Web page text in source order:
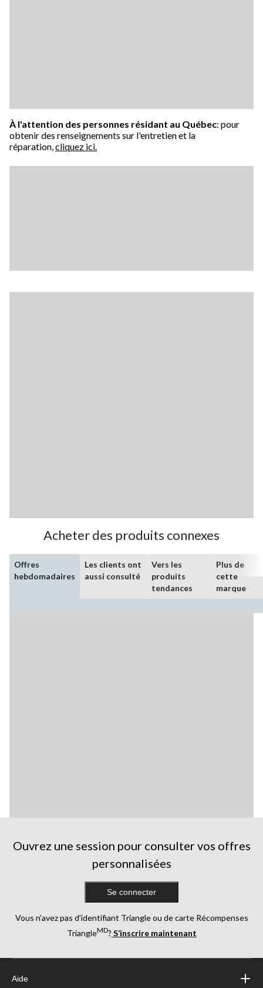
À l'attention des personnes résidant au Québec: pour
obtenir des renseignements sur l'entretien et la
réparation,cliquez ici.
Acheter des produits connexes
Offres
hebdomadaires
Les clients ont
aussi consulté
Vers les
produits
tendances
Plus de
cette
marque
Ouvrez une session pour consulter vos offres
personnalisées
Se connecter
Vous n’avez pas d’identifiant Triangle ou de carte Récompenses
TriangleMD? S’inscrire maintenant
Aide